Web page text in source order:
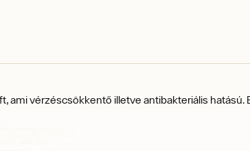
ami vérzéscsökkentő illetve antibakteriális hatású.